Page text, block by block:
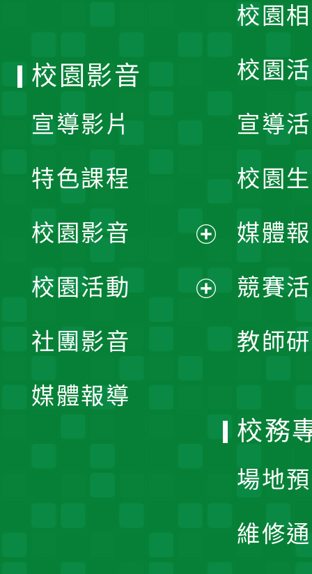
校園
校園
宣導
校園
媒體
競賽
教師
校園影音
宣導影片
特色課程
校園影音
開
校園活動
社團影音
媒體報導
校務
場地
維修